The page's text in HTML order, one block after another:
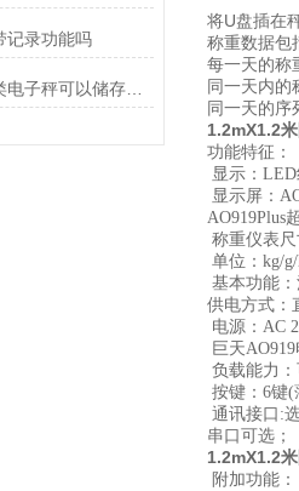
记录功能吗
环保清洁屋垃圾分类电子秤可以储存四桶分类吗？
将U盘插在
称重数据包
每一天的称
同一天内的
同一天的序
1.2mX1.2
功能特征：
显示：
显示屏：
AO919Plus
称重仪表尺
单位：kg/
基本功能
供电方式：
电源：AC
巨天
负载能力：
按键：6键(
通讯接口:
串口可选；
1.2mX1.2
附加功能：